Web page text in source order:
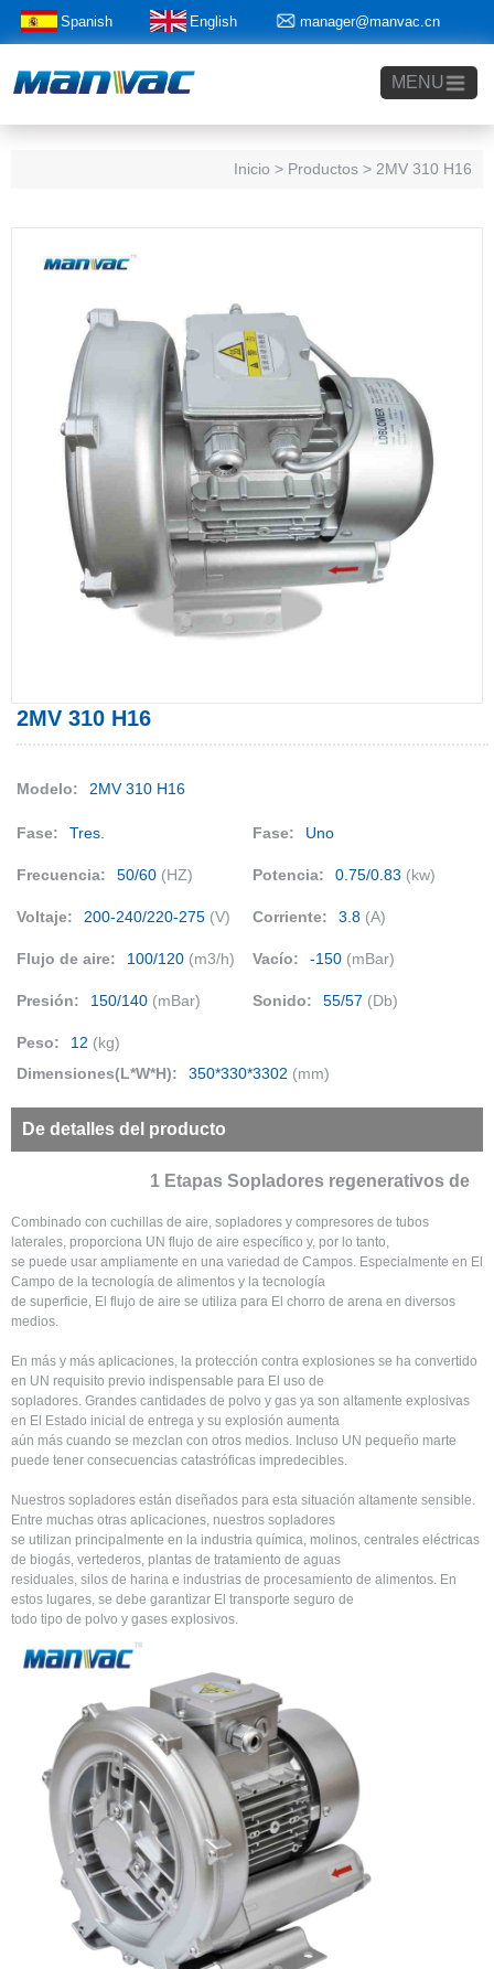
Spanish English manager@manvac.cn
+86-15014788350
MENU
Inicio > Productos > 2MV 310 H16
2MV 310 H16
Modelo: 2MV 310 H16
Fase: Tres. Fase: Uno
Frecuencia: 50/60 (HZ) Potencia: 0.75/0.83 (kw)
Voltaje: 200-240/220-275 (V) Corriente: 3.8 (A)
Flujo de aire: 100/120 (m3/h) Vacío: -150 (mBar)
Presión: 150/140 (mBar) Sonido: 55/57 (Db)
Peso: 12 (kg)
Dimensiones(L*W*H):
350*330*3302 (mm)
De detalles del producto
1 Etapas Sopladores regenerativos de
Combinado con cuchillas de aire, sopladores y compresores de tubos
laterales, proporciona UN flujo de aire específico y, por lo tanto,
se puede usar ampliamente en una variedad de Campos. Especialmente en El
Campo de la tecnología de alimentos y la tecnología
de superficie, El flujo de aire se utiliza para El chorro de arena en diversos
medios.
En más y más aplicaciones, la protección contra explosiones se ha convertido
en UN requisito previo indispensable para El uso de
sopladores. Grandes cantidades de polvo y gas ya son altamente explosivas
en El Estado inicial de entrega y su explosión aumenta
aún más cuando se mezclan con otros medios. Incluso UN pequeño marte
puede tener consecuencias catastróficas impredecibles.
Nuestros sopladores están diseñados para esta situación altamente sensible.
Entre muchas otras aplicaciones, nuestros sopladores
se utilizan principalmente en la industria química, molinos, centrales eléctricas
de biogás, vertederos, plantas de tratamiento de aguas
residuales, silos de harina e industrias de procesamiento de alimentos. En
estos lugares, se debe garantizar El transporte seguro de
todo tipo de polvo y gases explosivos. ​